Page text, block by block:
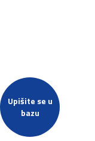
Upišite se u
bazu